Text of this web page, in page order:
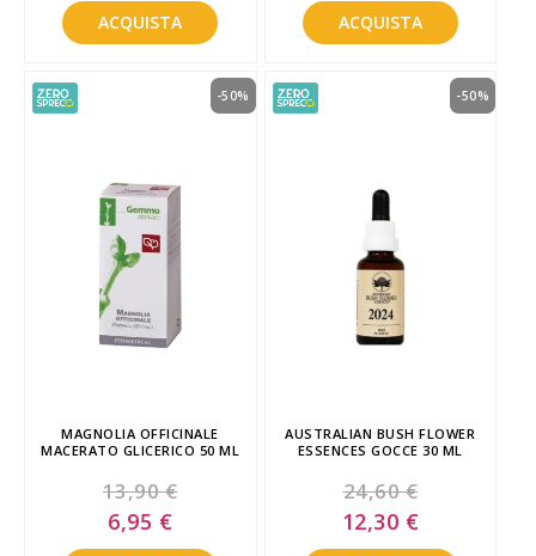
ACQUISTA ACQUISTA
MAGNOLIA OFFICINALE
MACERATO GLICERICO 50 ML
13,90 €
-50%
Special
Price
6,95 €
AUSTRALIAN BUSH FLOWER
ESSENCES GOCCE 30 ML
24,60 €
-50%
Special
Price
12,30 €